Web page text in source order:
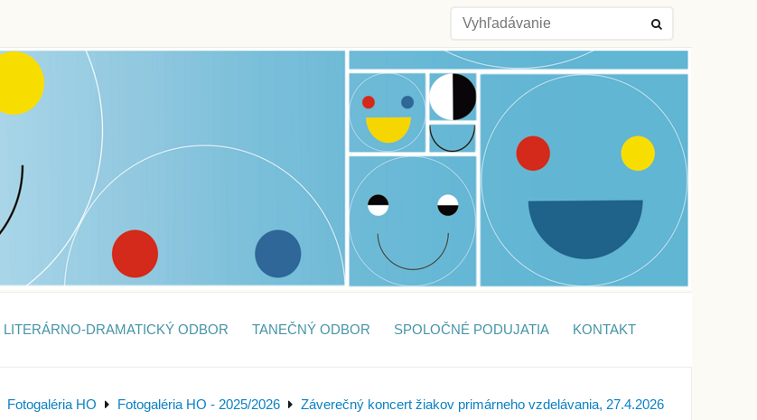
LITERÁRNO-DRAMATICKÝ ODBOR TANEČNÝ ODBOR SPOLOČNÉ PODUJATIA KONTAKT
Fotogaléria HO Fotogaléria HO - 2025/2026 Záverečný koncert žiakov primárneho vzdelávania, 27.4.2026